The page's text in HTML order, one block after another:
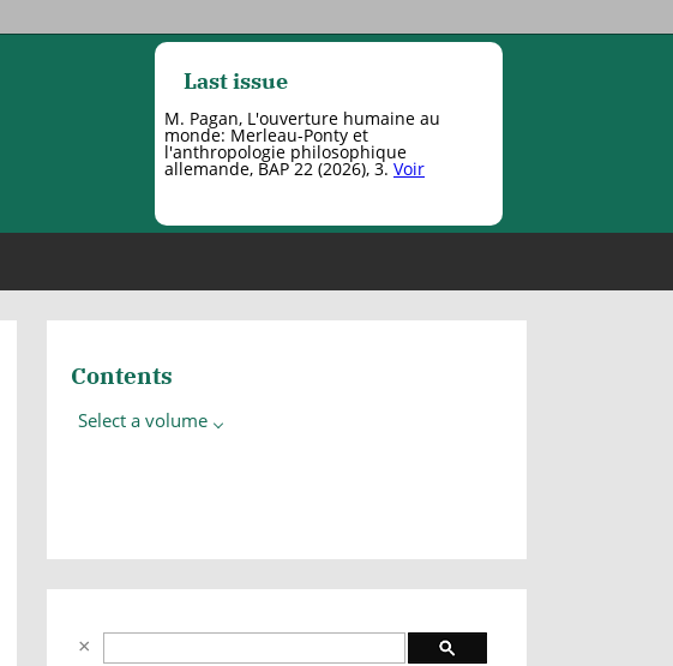
Last issue
M. Pagan, L'ouverture humaine au
monde: Merleau-Ponty et
l'anthropologie philosophique
allemande, BAP 22 (2026), 3. Voir
Contents
Select a volume